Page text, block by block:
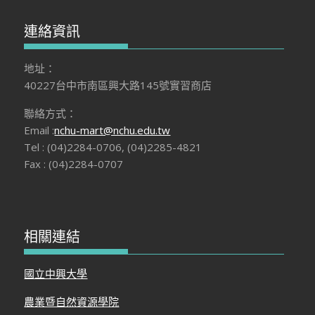
連絡資訊
地址：
40227台中市南區興大路145號實習商店
聯絡方式：
Email :nchu-mart@nchu.edu.tw
Tel : (04)2284-0706, (04)2285-4821
Fax : (04)2284-0707
相關連結
國立中興大學
農業暨自然資源學院